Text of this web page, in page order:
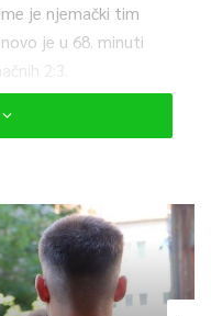
je njemački tim
je u 68. minuti
2:3.
je u 32. minuti
četiri tima koja
City je slavio protiv
Madrid pobijedio